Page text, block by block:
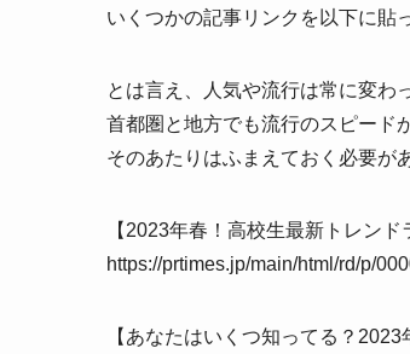
いくつかの記事リンクを以下に貼
とは言え、人気や流行は常に変わ
首都圏と地方でも流行のスピード
そのあたりはふまえておく必要が
【2023年春！高校生最新トレンド
https://prtimes.jp/main/html/rd/p/
【あなたはいくつ知ってる？2023